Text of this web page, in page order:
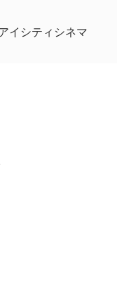
イシティシネマ